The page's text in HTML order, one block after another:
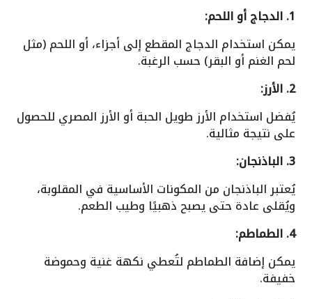
1. الدجاج أو اللحم:
يمكن استخدام الدجاج المقطع إلى أجزاء، أو اللحم (مثل
لحم الغنم أو البقر) حسب الرغبة.
2. الأرز:
يُفضل استخدام الأرز طويل الحبة أو الأرز المصري للحصول
على نتيجة مثالية.
3. الباذنجان:
يُعتبر الباذنجان من المكونات الأساسية في المقلوبة،
ويُقلى عادة حتى يصبح ذهبيًا وطيب الطعم.
4. الطماطم:
يمكن إضافة الطماطم لتُعطي نكهة غنية وحموضة
خفيفة.